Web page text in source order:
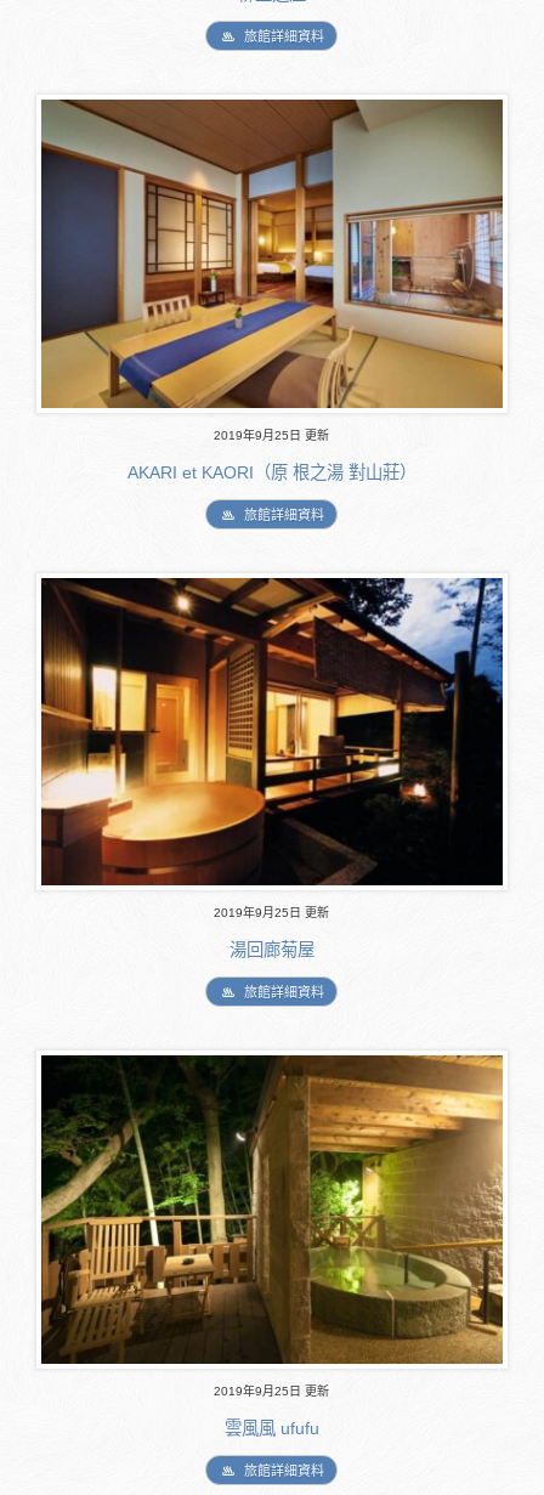
旅館詳細資料
2019年9月25日 更新
AKARI et KAORI（原 根之湯 對山莊）
旅館詳細資料
2019年9月25日 更新
湯回廊菊屋
旅館詳細資料
2019年9月25日 更新
雲風風 ufufu
旅館詳細資料